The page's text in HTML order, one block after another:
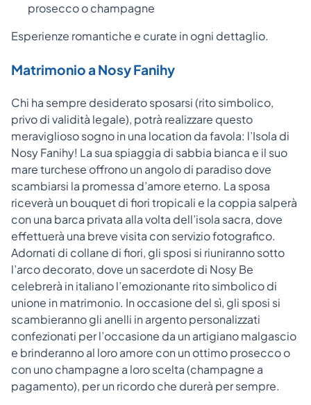
prosecco o champagne
Esperienze romantiche e curate in ogni dettaglio.
Matrimonio a Nosy Fanihy
Chi ha sempre desiderato sposarsi (rito simbolico,
privo di validità legale), potrà realizzare questo
meraviglioso sogno in una location da favola: l’Isola di
Nosy Fanihy! La sua spiaggia di sabbia bianca e il suo
mare turchese offrono un angolo di paradiso dove
scambiarsi la promessa d’amore eterno. La sposa
riceverà un bouquet di fiori tropicali e la coppia salperà
con una barca privata alla volta dell’isola sacra, dove
effettuerà una breve visita con servizio fotografico.
Adornati di collane di fiori, gli sposi si riuniranno sotto
l’arco decorato, dove un sacerdote di Nosy Be
celebrerà in italiano l’emozionante rito simbolico di
unione in matrimonio. In occasione del sì, gli sposi si
scambieranno gli anelli in argento personalizzati
confezionati per l’occasione da un artigiano malgascio
e brinderanno al loro amore con un ottimo prosecco o
con uno champagne a loro scelta (champagne a
pagamento), per un ricordo che durerà per sempre.